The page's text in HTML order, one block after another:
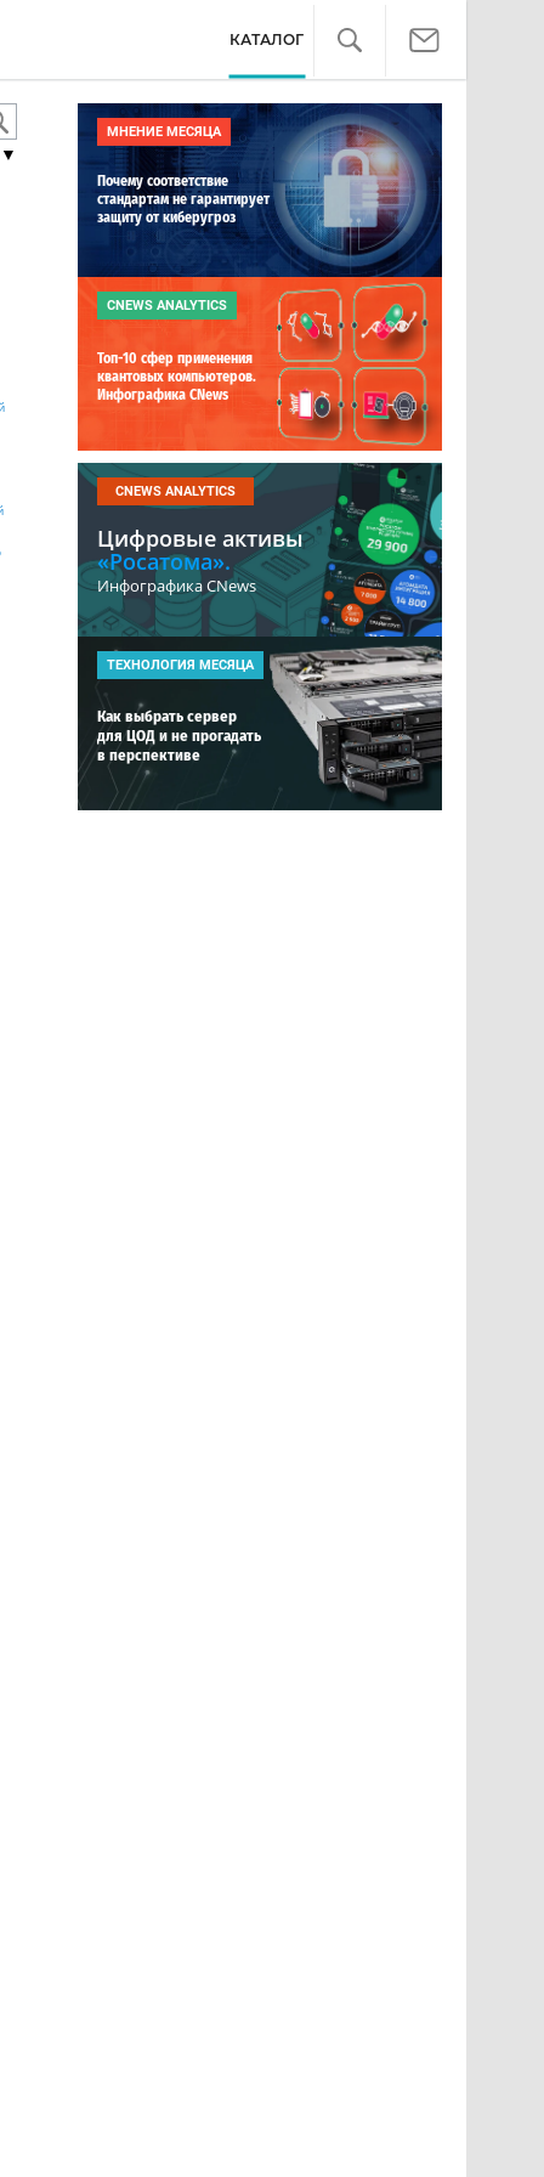
КАТАЛОГ
МНЕНИЕ МЕСЯЦА
Почему соответствие
стандартам не гарантирует
защиту от киберугроз
CNEWS ANALYTICS
Топ-10 сфер применения
квантовых компьютеров.
Инфографика CNews
CNEWS ANALYTICS
Цифровые активы
«Росатома».
Инфографика CNews
ТЕХНОЛОГИЯ МЕСЯЦА
Как выбрать сервер
для ЦОД и не прогадать
в перспективе